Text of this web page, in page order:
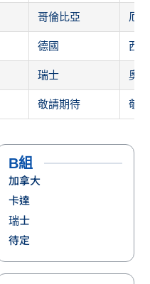
哥倫比亞 厄
德國 西
瑞士 奧
敬請期待 敬
B組
加拿大
卡達
瑞士
待定